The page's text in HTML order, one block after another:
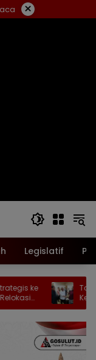
×
Legislatif
Tak Ada
Kepentingan